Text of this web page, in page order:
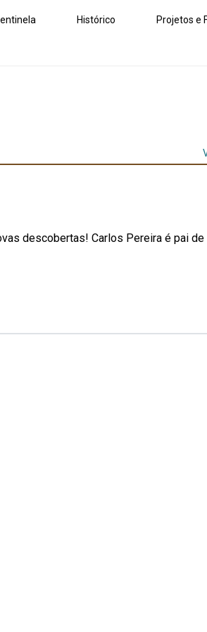
Histórico Projetos e
descobertas! Carlos Pereira é pai de